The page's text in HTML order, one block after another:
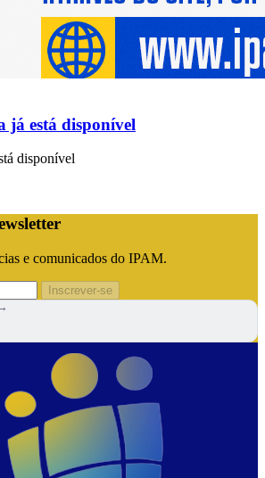
já está disponível
disponível
e comunicados do IPAM.
Inscrever-se